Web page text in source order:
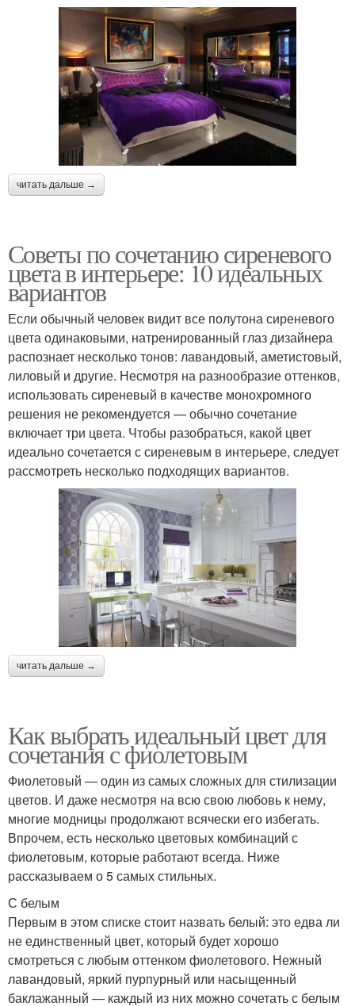
читать дальше →
Советы по сочетанию сиреневого
цвета в интерьере: 10 идеальных
вариантов
Если обычный человек видит все полутона сиреневого
цвета одинаковыми, натренированный глаз дизайнера
распознает несколько тонов: лавандовый, аметистовый,
лиловый и другие. Несмотря на разнообразие оттенков,
использовать сиреневый в качестве монохромного
решения не рекомендуется — обычно сочетание
включает три цвета. Чтобы разобраться, какой цвет
идеально сочетается с сиреневым в интерьере, следует
рассмотреть несколько подходящих вариантов.
читать дальше →
Как выбрать идеальный цвет для
сочетания с фиолетовым
Фиолетовый — один из самых сложных для стилизации
цветов. И даже несмотря на всю свою любовь к нему,
многие модницы продолжают всячески его избегать.
Впрочем, есть несколько цветовых комбинаций с
фиолетовым, которые работают всегда. Ниже
рассказываем о 5 самых стильных.
С белым
Первым в этом списке стоит назвать белый: это едва ли
не единственный цвет, который будет хорошо
смотреться с любым оттенком фиолетового. Нежный
лавандовый, яркий пурпурный или насыщенный
баклажанный — каждый из них можно сочетать с белым